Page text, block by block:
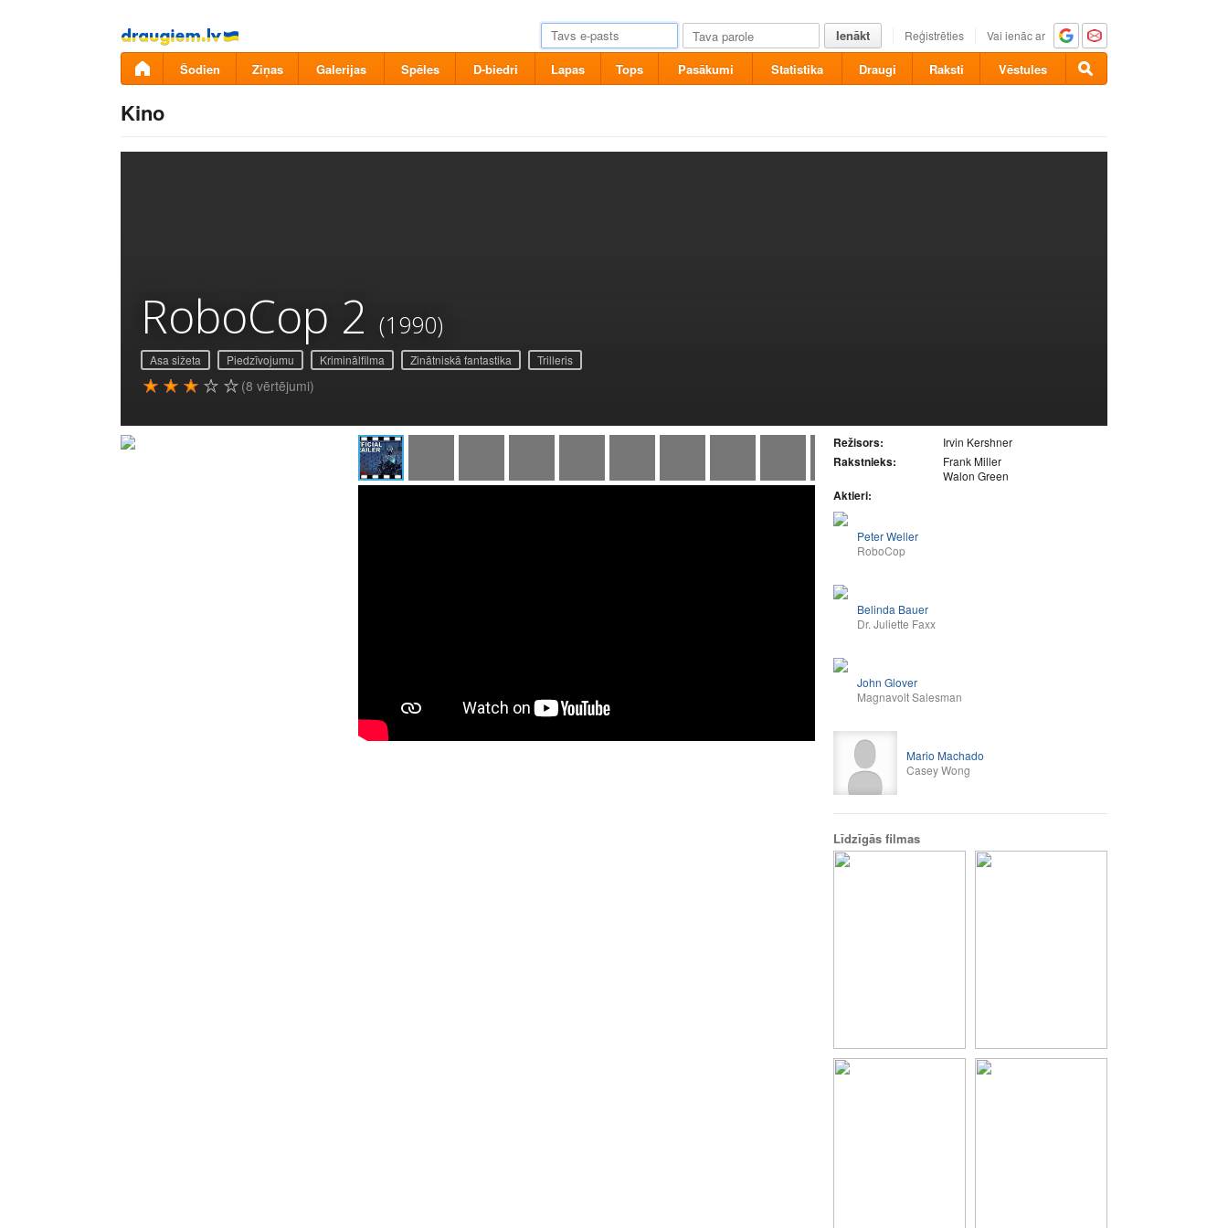
Pāriet
uz
saturu
Ienākt Reģistrēties Vai ienāc ar
Šodien Ziņas Galerijas Spēles D-biedri Lapas Tops Pasākumi Statistika Draugi Raksti Vēstules
Kino
RoboCop 2 (1990)
Asa sižeta Piedzīvojumu Kriminālfilma Zinātniskā fantastika Trilleris
(8 vērtējumi)
Režisors: Irvin Kershner
Rakstnieks:
Frank Miller
Walon Green
Aktieri:
Peter Weller
RoboCop
Belinda Bauer
Dr. Juliette Faxx
John Glover
Magnavolt Salesman
Mario Machado
Casey Wong
Līdzīgās filmas